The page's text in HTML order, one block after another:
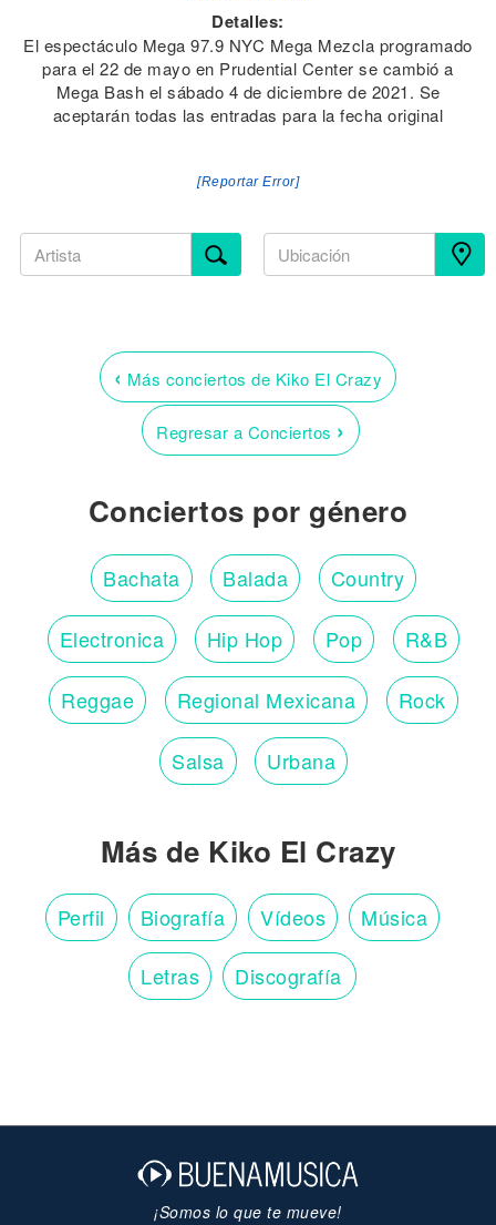
Detalles:
El espectáculo Mega 97.9 NYC Mega Mezcla programado
para el 22 de mayo en Prudential Center se cambió a
Mega Bash el sábado 4 de diciembre de 2021. Se
aceptarán todas las entradas para la fecha original
[Reportar Error]
‹ Más conciertos de Kiko El Crazy
Regresar a Conciertos ›
Conciertos por género
Bachata Balada Country
Electronica Hip Hop Pop R&B
Reggae Regional Mexicana Rock
Salsa Urbana
Más de Kiko El Crazy
Perfil Biografía Vídeos Música
Letras Discografía
¡Somos lo que te mueve!